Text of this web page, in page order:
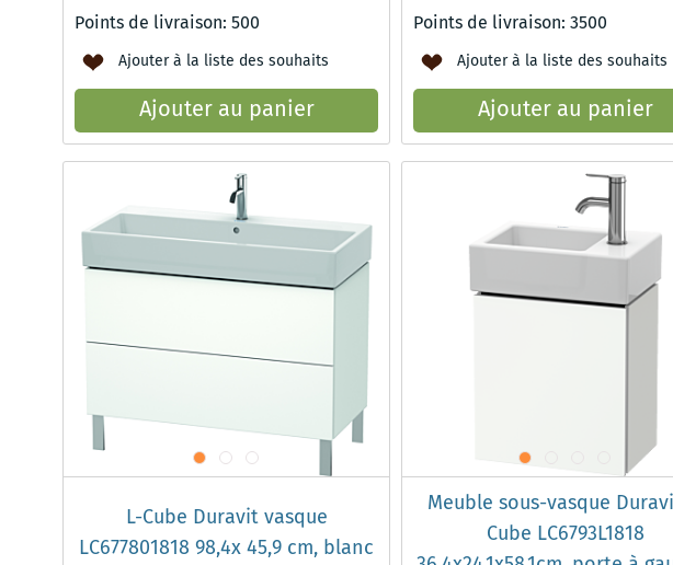
Points de livraison: 500
Ajouter à la liste des souhaits
Ajouter au panier
Points de livraison: 3500
Ajouter à la liste des souhaits
Ajouter au panier
L-Cube Duravit vasque
LC677801818 98,4x 45,9 cm, blanc
Meuble sous-vasque
Cube LC6793L1818